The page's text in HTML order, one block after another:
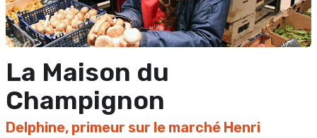
La Maison du
Champignon
Delphine, primeur sur le marché Henri